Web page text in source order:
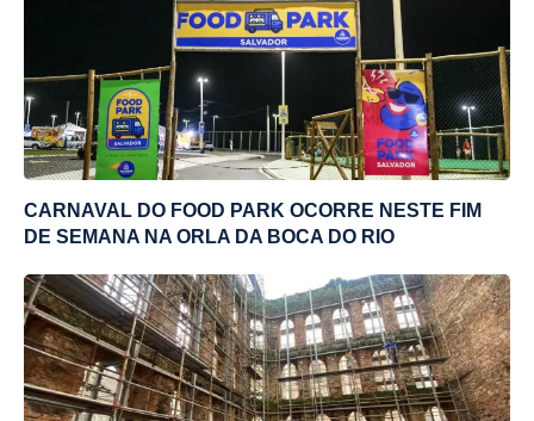
CARNAVAL DO FOOD PARK OCORRE NESTE FIM
DE SEMANA NA ORLA DA BOCA DO RIO